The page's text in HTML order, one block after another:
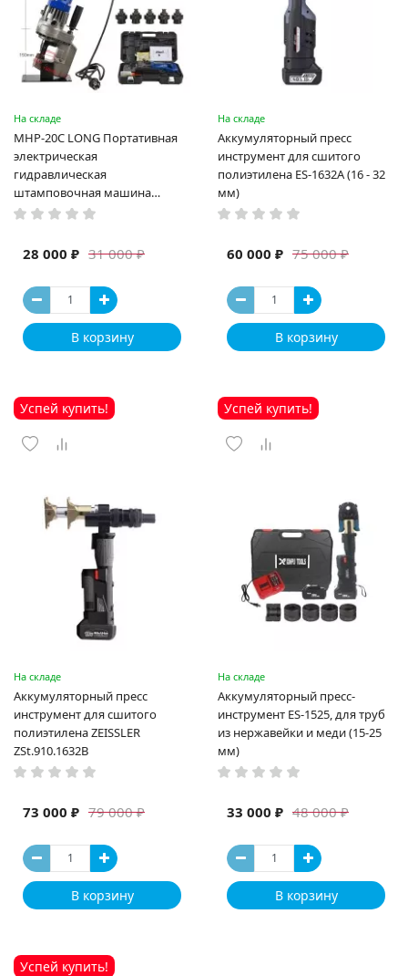
На складе
MHP-20C LONG Портативная
электрическая
гидравлическая
штамповочная машина
высокая мощность и мощный
машина
31 000 ₽
28 000 ₽
В корзину
На складе
Аккумуляторный пресс
инструмент для сшитого
полиэтилена ES-1632A (16 - 32
мм)
75 000 ₽
60 000 ₽
В корзину
Успей купить!
На складе
Аккумуляторный пресс
инструмент для сшитого
полиэтилена ZEISSLER
ZSt.910.1632B
79 000 ₽
73 000 ₽
В корзину
Успей купить!
На складе
Аккумуляторный пресс-
инструмент ES-1525, для труб
из нержавейки и меди (15-25
мм)
48 000 ₽
33 000 ₽
В корзину
Успей купить!